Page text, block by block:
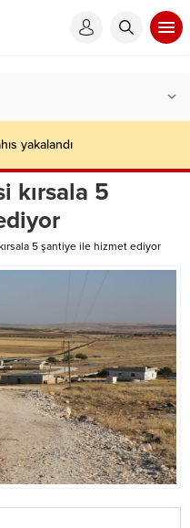
yakalandı
kırsala 5
5 şantiye ile hizmet ediyor